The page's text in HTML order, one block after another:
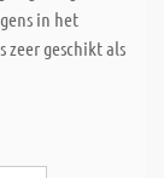
in het
zeer geschikt als